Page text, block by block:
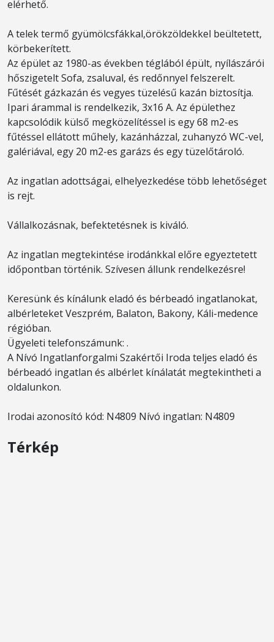
elérhető.
A telek termő gyümölcsfákkal,örökzöldekkel beültetett,
körbekerített.
Az épület az 1980-as években téglából épült, nyílászárói
hőszigetelt Sofa, zsaluval, és redőnnyel felszerelt.
Fűtését gázkazán és vegyes tüzelésű kazán biztosítja.
Ipari árammal is rendelkezik, 3x16 A. Az épülethez
kapcsolódik külső megközelítéssel is egy 68 m2-es
fűtéssel ellátott műhely, kazánházzal, zuhanyzó WC-vel,
galériával, egy 20 m2-es garázs és egy tüzelőtároló.
Az ingatlan adottságai, elhelyezkedése több lehetőséget
is rejt.
Vállalkozásnak, befektetésnek is kiváló.
Az ingatlan megtekintése irodánkkal előre egyeztetett
időpontban történik. Szívesen állunk rendelkezésre!
Keresünk és kínálunk eladó és bérbeadó ingatlanokat,
albérleteket Veszprém, Balaton, Bakony, Káli-medence
régióban.
Ügyeleti telefonszámunk: .
A Nívó Ingatlanforgalmi Szakértői Iroda teljes eladó és
bérbeadó ingatlan és albérlet kínálatát megtekintheti a
oldalunkon.
Irodai azonosító kód: N4809 Nívó ingatlan: N4809
Térkép